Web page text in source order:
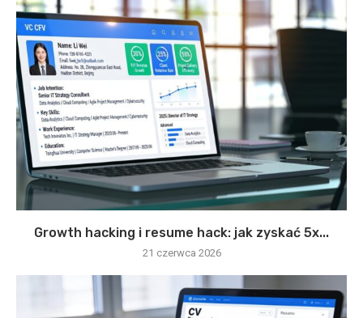
Growth hacking i resume hack: jak zyskać 5x...
21 czerwca 2026